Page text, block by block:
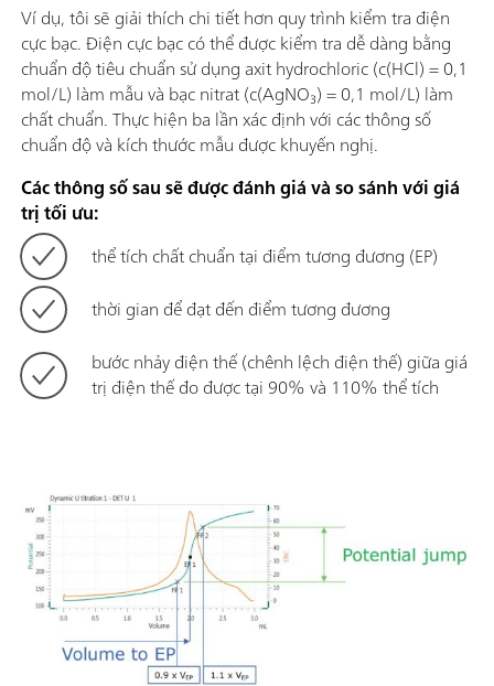
Ví dụ, tôi sẽ giải thích chi tiết hơn quy trình kiểm tra điện
cực bạc. Điện cực bạc có thể được kiểm tra dễ dàng bằng
chuẩn độ tiêu chuẩn sử dụng axit hydrochloric (c(HCl) = 0,1
mol/L) làm mẫu và bạc nitrat (c(AgNO₃) = 0,1 mol/L) làm
chất chuẩn. Thực hiện ba lần xác định với các thông số
chuẩn độ và kích thước mẫu được khuyến nghị.
Các thông số sau sẽ được đánh giá và so sánh với giá
trị tối ưu:
thể tích chất chuẩn tại điểm tương đương (EP)
thời gian để đạt đến điểm tương đương
bước nhảy điện thế (chênh lệch điện thế) giữa giá
trị điện thế đo được tại 90% và 110% thể tích